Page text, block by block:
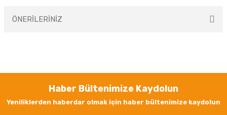
ÖNERİLERİNİZ
Görüş ve önerileriniz için teşekkür ederiz.
Ürün resmi kalitesiz, bozuk veya görüntülenemiyor.
Haber Bültenimize Kaydolun
Yeniliklerden haberdar olmak için haber bültenimize kaydolun